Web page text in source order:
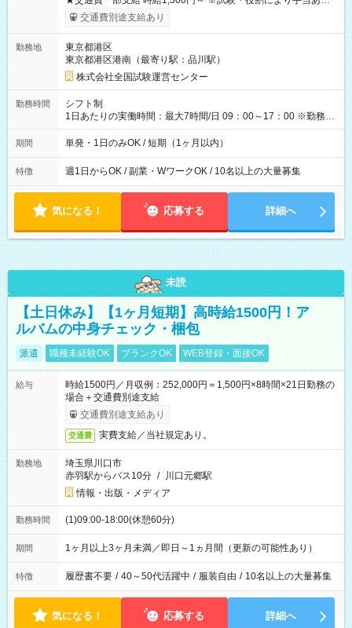
※勤務回数により昇給あり 【即給（前払い）オプションあ
り！】 希望される場合、勤務から1週間ほどで給与の一部を受け
例】 ・河合塾模擬試験 8:30～17:30（休憩1時間） 時給1,300円
×8時間＝日収10,400円＋交通費 ※当日の役割により時給＋100
円の場合あり ・国家試験 7:00～13:30（休憩なし） 時給1,300
円（役割手当＋100円）×6時間＝日収8,400円＋交通費 【試用期
間】試用期間なし
交通費別途支給あり
勤務地
東京都港区
東京都港区港南（最寄り駅：品川駅）
株式会社全国試験運営センター
勤務時間
シフト制
1日あたりの実働時間：最大7時間/日 09：00～17：00 ※勤務時
間は 試験により異なります。
期間 単発・1日のみOK / 短期（1ヶ月以内）
特徴 週1日からOK / 副業・WワークOK / 10名以上の大量募集
気になる！ 応募する 詳細へ
未読
【土日休み】【1ヶ月短期】高時給1500円！ア
ルバムの中身チェック・梱包
派遣 職種未経験OK ブランクOK WEB登録・面接OK
給与
時給1500円／月収例：252,000円＝1,500円×8時間×21日勤務の
場合＋交通費別途支給
交通費別途支給あり
交通費 実費支給／当社規定あり。
勤務地
埼玉県川口市
赤羽駅からバス10分 / 川口元郷駅
情報・出版・メディア
勤務時間 (1)09:00-18:00(休憩60分)
期間 1ヶ月以上3ヶ月未満／即日～1ヵ月間（更新の可能性あり）
特徴 履歴書不要 / 40～50代活躍中 / 服装自由 / 10名以上の大量募集
気になる！ 応募する 詳細へ